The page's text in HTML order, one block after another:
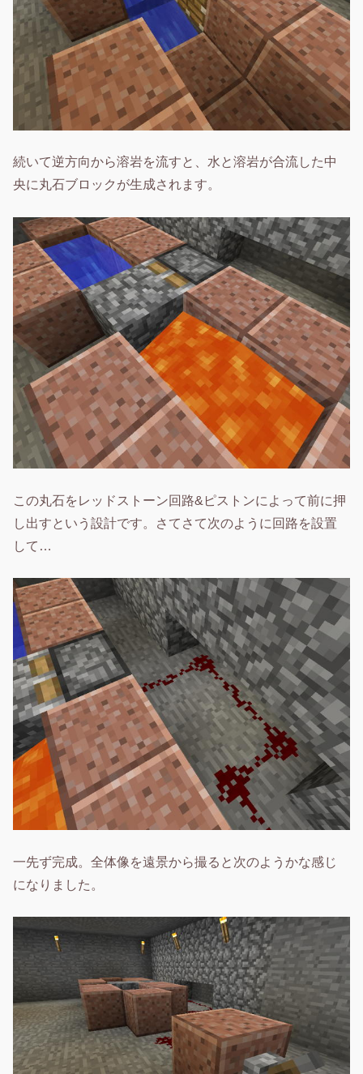
続いて逆方向から溶岩を流すと、水と溶岩が合流した中
央に丸石ブロックが生成されます。
この丸石をレッドストーン回路&ピストンによって前に押
し出すという設計です。さてさて次のように回路を設置
して…
一先ず完成。全体像を遠景から撮ると次のようかな感じ
になりました。